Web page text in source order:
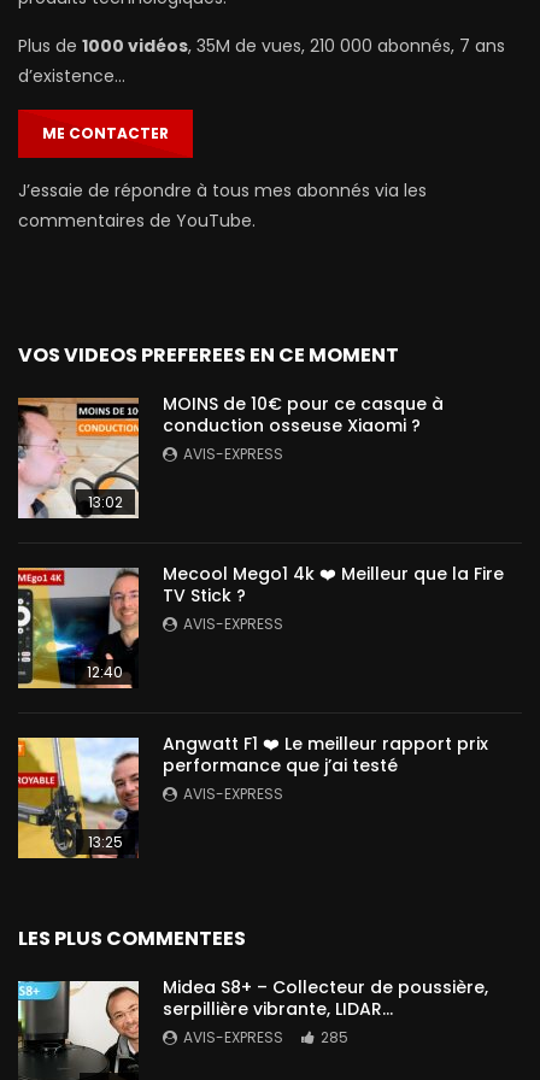
Plus de 1000 vidéos, 35M de vues, 210 000 abonnés, 7 ans
d’existence…
ME CONTACTER
J’essaie de répondre à tous mes abonnés via les
commentaires de YouTube.
VOS VIDEOS PREFEREES EN CE MOMENT
13:02
MOINS de 10€ pour ce casque à
conduction osseuse Xiaomi ?
AVIS-EXPRESS
12:40
Mecool Mego1 4k ❤️ Meilleur que la Fire
TV Stick ?
AVIS-EXPRESS
13:25
Angwatt F1 ❤️ Le meilleur rapport prix
performance que j’ai testé
AVIS-EXPRESS
LES PLUS COMMENTEES
Midea S8+ – Collecteur de poussière,
serpillière vibrante, LIDAR…
AVIS-EXPRESS 285